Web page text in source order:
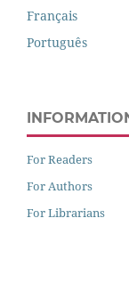
Français
Português
For Readers
For Authors
For Librarians